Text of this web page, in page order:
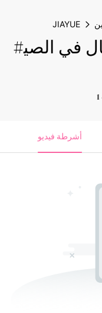
JIAYUE
#مصنع حفاضات الأطفال في الصي
أشرطة فيديو